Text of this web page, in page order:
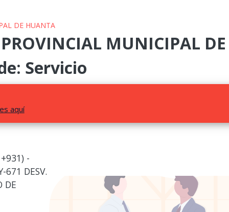
DE HUANTA
MUNICIPAL DE
Servicio
aquí
-
671 DESV.
DE